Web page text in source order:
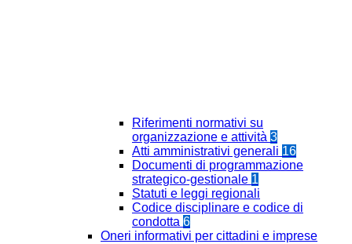
Riferimenti normativi su
organizzazione e attività 3
Atti amministrativi generali 16
Documenti di programmazione
strategico-gestionale 1
Statuti e leggi regionali
Codice disciplinare e codice di
condotta 6
Oneri informativi per cittadini e imprese